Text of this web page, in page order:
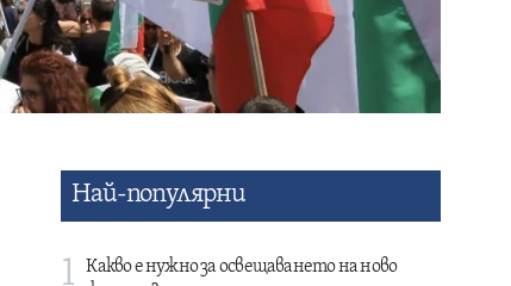
Най-популярни
1
Какво е нужно за освещаването на ново